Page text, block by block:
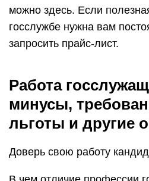
можно здесь. Если
госслужбе нужна вам
запросить прайс-лист.
Работа
минусы,
льготы и другие
Доверь свою работу